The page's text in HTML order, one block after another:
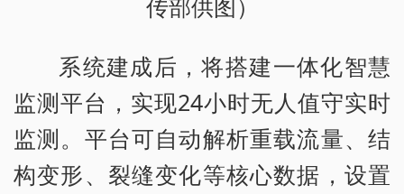
传部供图）
系统建成后，将搭建一体化智慧
监测平台，实现24小时无人值守实时
监测。平台可自动解析重载流量、结
构变形、裂缝变化等核心数据，设置